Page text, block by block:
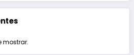
mostrar.